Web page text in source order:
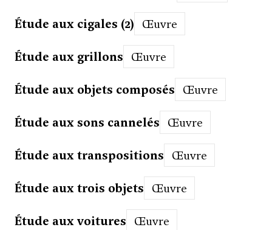
Étude aux cigales (2) Œuvre
Étude aux grillons Œuvre
Étude aux objets composés Œuvre
Étude aux sons cannelés Œuvre
Étude aux transpositions Œuvre
Étude aux trois objets Œuvre
Étude aux voitures Œuvre